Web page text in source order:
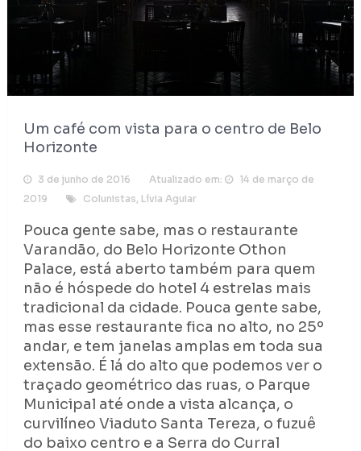
Um café com vista para o centro de Belo
Horizonte
3 de junho de 2016 Atualizado em:
14 de março de
2019
Colunistas, Lívia Aguiar
Pouca gente sabe, mas o restaurante
Varandão, do Belo Horizonte Othon
Palace, está aberto também para quem
não é hóspede do hotel 4 estrelas mais
tradicional da cidade. Pouca gente sabe,
mas esse restaurante fica no alto, no 25º
andar, e tem janelas amplas em toda sua
extensão. É lá do alto que podemos ver o
traçado geométrico das ruas, o Parque
Municipal até onde a vista alcança, o
curvilíneo Viaduto Santa Tereza, o fuzuê
do baixo centro e a Serra do Curral